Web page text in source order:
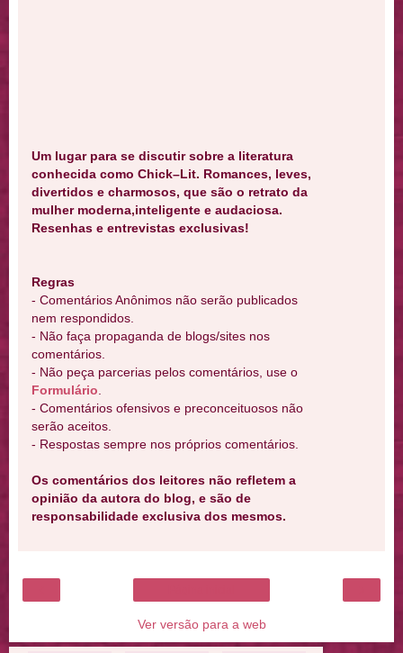
Um lugar para se discutir sobre a literatura
conhecida como Chick–Lit. Romances, leves,
divertidos e charmosos, que são o retrato da
mulher moderna,inteligente e audaciosa.
Resenhas e entrevistas exclusivas!
Regras
- Comentários Anônimos não serão publicados
nem respondidos.
- Não faça propaganda de blogs/sites nos
comentários.
- Não peça parcerias pelos comentários, use o
Formulário
- Comentários ofensivos e preconceituosos não
serão aceitos.
- Respostas sempre nos próprios comentários.
Os comentários dos leitores não refletem a
opinião da autora do blog, e são de
responsabilidade exclusiva dos mesmos.
Ver versão para a web